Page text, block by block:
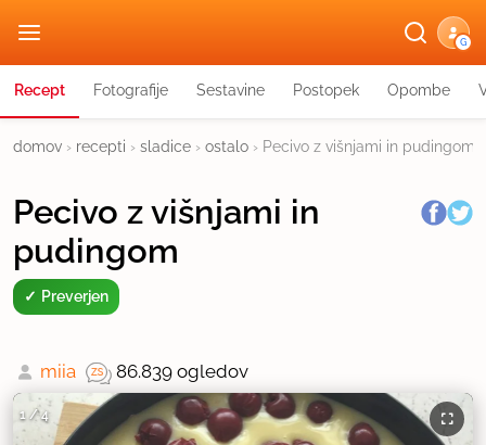
G
Recept Fotografije Sestavine Postopek Opombe
domov › recepti › sladice › ostalo › Pecivo z višnjami in pudingom
Pecivo z višnjami in
pudingom
Preverjen
miia 86.839 ogledov
1 /4